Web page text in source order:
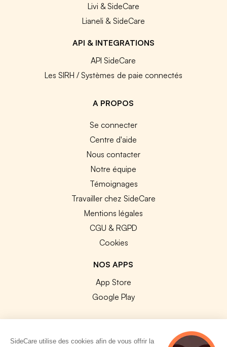
Livi & SideCare
Lianeli & SideCare
API & INTEGRATIONS
API SideCare
Les SIRH / Systèmes de paie connectés
A PROPOS
Se connecter
Centre d'aide
Nous contacter
Notre équipe
Témoignages
Travailler chez SideCare
Mentions légales
CGU & RGPD
Cookies
NOS APPS
App Store
Google Play
SideCare utilise des cookies afin de vous offrir la